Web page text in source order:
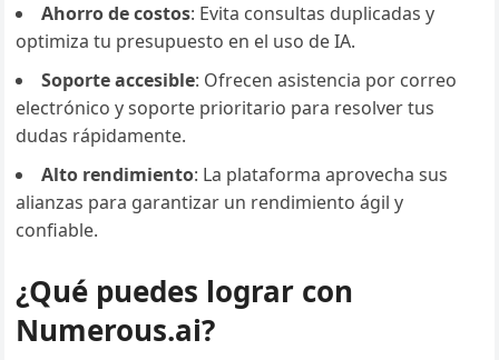
Ahorro de costos: Evita consultas duplicadas y
optimiza tu presupuesto en el uso de IA.
Soporte accesible: Ofrecen asistencia por correo
electrónico y soporte prioritario para resolver tus
dudas rápidamente.
Alto rendimiento: La plataforma aprovecha sus
alianzas para garantizar un rendimiento ágil y
confiable.
¿Qué puedes lograr con
Numerous.ai?